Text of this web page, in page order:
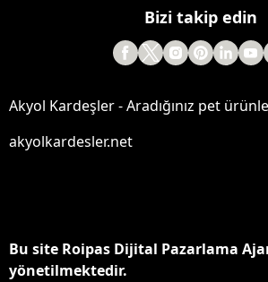
Bizi takip edin
Akyol Kardeşler - Aradığınız pet
akyolkardesler.net
Bu site Roipas Dijital Pazarlama
yönetilmektedir.